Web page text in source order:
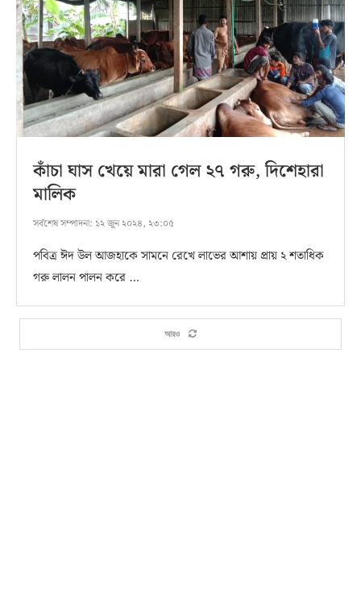
কাঁচা ঘাস খেয়ে মারা গেল ২৭ গরু, দিশেহারা
মালিক
সর্বশেষ সম্পাদনা: ১২ জুন ২০২৪, ২৩:০৫
পবিত্র ঈদ উল আজহাকে সামনে রেখে লাভের আশায় প্রায় ২ শতাধিক
গরু লালন পালন করে …
আরও